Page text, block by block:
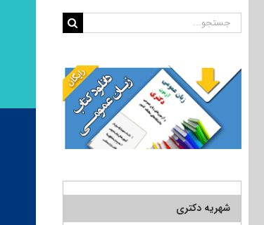
جستجو
شهریه دکتری